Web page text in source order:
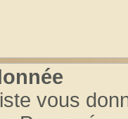
vous